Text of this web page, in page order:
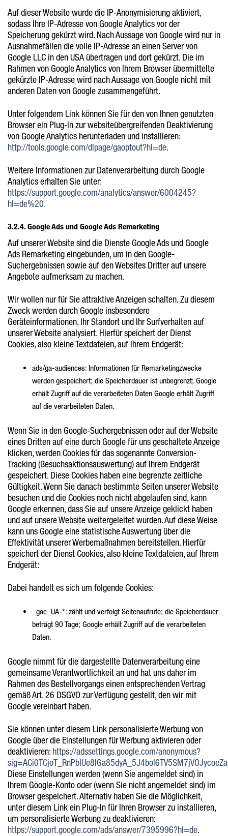
Auf dieser Website wurde die IP-Anonymisierung aktiviert,
sodass Ihre IP-Adresse von Google Analytics vor der
Speicherung gekürzt wird. Nach Aussage von Google wird nur in
Ausnahmefällen die volle IP-Adresse an einen Server von
Google LLC in den USA übertragen und dort gekürzt. Die im
Rahmen von Google Analytics von Ihrem Browser übermittelte
gekürzte IP-Adresse wird nach Aussage von Google nicht mit
anderen Daten von Google zusammengeführt.
Unter folgendem Link können Sie für den von Ihnen genutzten
Browser ein Plug-In zur websiteübergreifenden Deaktivierung
von Google Analytics herunterladen und installieren:
http://tools.google.com/dlpage/gaoptout?hl=de.
Weitere Informationen zur Datenverarbeitung durch Google
Analytics erhalten Sie unter:
https://support.google.com/analytics/answer/6004245?
hl=de%20.
3.2.4. Google Ads und Google Ads Remarketing
Auf unserer Website sind die Dienste Google Ads und Google
Ads Remarketing eingebunden, um in den Google-
Suchergebnissen sowie auf den Websites Dritter auf unsere
Angebote aufmerksam zu machen.
Wir wollen nur für Sie attraktive Anzeigen schalten. Zu diesem
Zweck werden durch Google insbesondere
Geräteinformationen, Ihr Standort und Ihr Surfverhalten auf
unserer Website analysiert. Hierfür speichert der Dienst
Cookies, also kleine Textdateien, auf Ihrem Endgerät:
ads/ga-audiences: Informationen für Remarketingzwecke
werden gespeichert; die Speicherdauer ist unbegrenzt; Google
erhält Zugriff auf die verarbeiteten Daten Google erhält Zugriff
auf die verarbeiteten Daten.
Wenn Sie in den Google-Suchergebnissen oder auf der Website
eines Dritten auf eine durch Google für uns geschaltete Anzeige
klicken, werden Cookies für das sogenannte Conversion-
Tracking (Besuchsaktionsauswertung) auf Ihrem Endgerät
gespeichert. Diese Cookies haben eine begrenzte zeitliche
Gültigkeit. Wenn Sie danach bestimmte Seiten unserer Website
besuchen und die Cookies noch nicht abgelaufen sind, kann
Google erkennen, dass Sie auf unsere Anzeige geklickt haben
und auf unsere Website weitergeleitet wurden. Auf diese Weise
kann uns Google eine statistische Auswertung über die
Effektivität unserer Werbemaßnahmen bereitstellen. Hierfür
speichert der Dienst Cookies, also kleine Textdateien, auf Ihrem
Endgerät:
Dabei handelt es sich um folgende Cookies:
_gac_UA-*: zählt und verfolgt Seitenaufrufe; die Speicherdauer
beträgt 90 Tage; Google erhält Zugriff auf die verarbeiteten
Daten.
Google nimmt für die dargestellte Datenverarbeitung eine
gemeinsame Verantwortlichkeit an und hat uns daher im
Rahmen des Bestellvorgangs einen entsprechenden Vertrag
gemäß Art. 26 DSGVO zur Verfügung gestellt, den wir mit
Google vereinbart haben.
Sie können unter diesem Link personalisierte Werbung von
Google über die Einstellungen für Werbung aktivieren oder
deaktivieren: https://adssettings.google.com/anonymous?
Diese Einstellungen werden (wenn Sie angemeldet sind) in
Ihrem Google-Konto oder (wenn Sie nicht angemeldet sind) im
Browser gespeichert. Alternativ haben Sie die Möglichkeit,
unter diesem Link ein Plug-In für Ihren Browser zu installieren,
um personalisierte Werbung zu deaktivieren:
https://support.google.com/ads/answer/7395996?hl=de.